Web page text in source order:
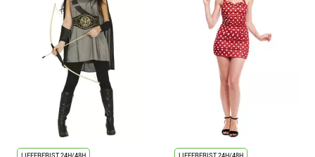
LIEFERFRIST 24H/48H
LIEFERFRIST 24H/48H